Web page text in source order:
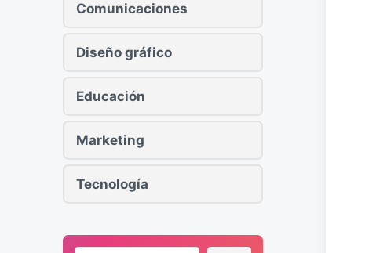
Comunicaciones
Diseño gráfico
Educación
Marketing
Tecnología